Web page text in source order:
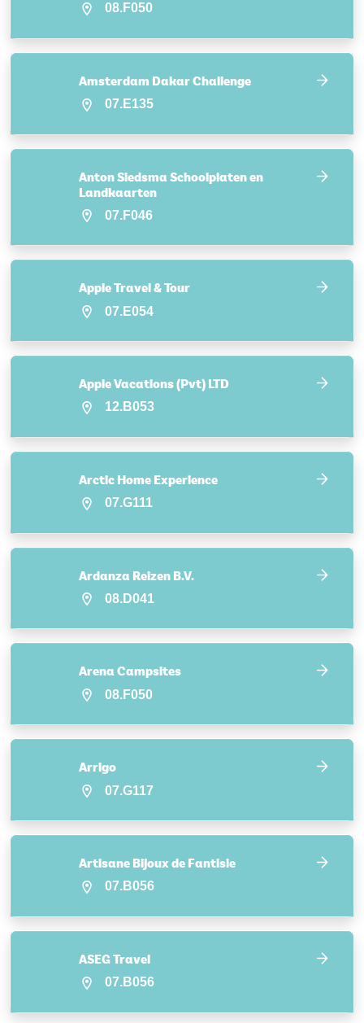
08.F050
Amsterdam Dakar Challenge
07.E135
Anton Siedsma Schoolplaten en
Landkaarten
07.F046
Apple Travel & Tour
07.E054
Apple Vacations (Pvt) LTD
12.B053
Arctic Home Experience
07.G111
Ardanza Reizen B.V.
08.D041
Arena Campsites
08.F050
Arrigo
07.G117
Artisane Bijoux de Fantisie
07.B056
ASEG Travel
07.B056